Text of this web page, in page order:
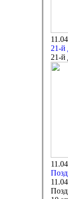
21-й
21-й